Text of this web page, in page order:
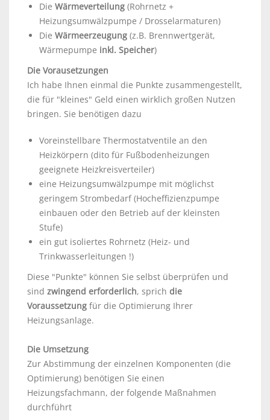
Die Wärmeverteilung (Rohrnetz +
Heizungsumwälzpumpe / Drosselarmaturen)
Die Wärmeerzeugung (z.B. Brennwertgerät,
Wärmepumpe inkl. Speicher)
Die Vorausetzungen
Ich habe Ihnen einmal die Punkte zusammengestellt,
die für "kleines" Geld einen wirklich großen Nutzen
bringen. Sie benötigen dazu
Voreinstellbare Thermostatventile an den
Heizkörpern (dito für Fußbodenheizungen
geeignete Heizkreisverteiler)
eine Heizungsumwälzpumpe mit möglichst
geringem Strombedarf (Hocheffizienzpumpe
einbauen oder den Betrieb auf der kleinsten
Stufe)
ein gut isoliertes Rohrnetz (Heiz- und
Trinkwasserleitungen !)
Diese "Punkte" können Sie selbst überprüfen und
sind zwingend erforderlich, sprich die
Voraussetzung für die Optimierung Ihrer
Heizungsanlage.
Die Umsetzung
Zur Abstimmung der einzelnen Komponenten (die
Optimierung) benötigen Sie einen
Heizungsfachmann, der folgende Maßnahmen
durchführt